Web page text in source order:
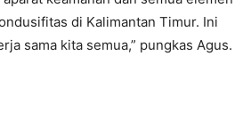
di Kalimantan Timur. Ini
sama kita semua,” pungkas Agus.